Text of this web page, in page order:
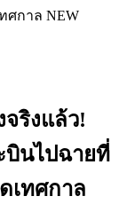
จริงแล้ว!
บินไปฉายที่
เทศกาล